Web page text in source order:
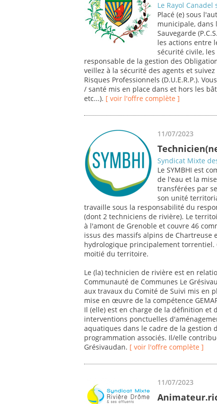
Le Rayol Canadel
Placé (e) sous
municipale, dans
Sauvegarde
les actions entre
sécurité civile,
responsable de la gestion des
veillez à la sécurité des agents et
Risques Professionnels (D.U.E.R.P.).
/ santé mis en place dans et hors les
etc...). [ voir l'offre complète ]
11/07/2023
Syndicat Mixte
Le SYMBHI est
de l'eau et la
transférées par
son unité
travaille sous la responsabilité du
(dont 2 techniciens de rivière). Le
à l'amont de Grenoble et couvre 46
issus des massifs alpins de
hydrologique principalement torrentiel.
moitié du territoire.
Le (la) technicien de rivière est en
Communauté de Communes Le
aux travaux du Comité de Suivi mis en
mise en œuvre de la compétence
Il (elle) est en charge de la définition et
interventions ponctuelles
aquatiques dans le cadre de la gestion
programmation associés. Il/elle
Grésivaudan. [ voir l'offre complète ]
11/07/2023